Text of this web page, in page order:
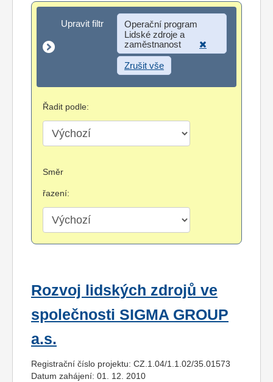
Upravit filtr
Upravit filtr
Operační program
Lidské zdroje a
zaměstnanost
Zrušit vše
Řadit podle:
Směr
řazení:
Rozvoj lidských zdrojů ve
společnosti SIGMA GROUP
a.s.
Registrační číslo projektu: CZ.1.04/1.1.02/35.01573
Datum zahájení: 01. 12. 2010